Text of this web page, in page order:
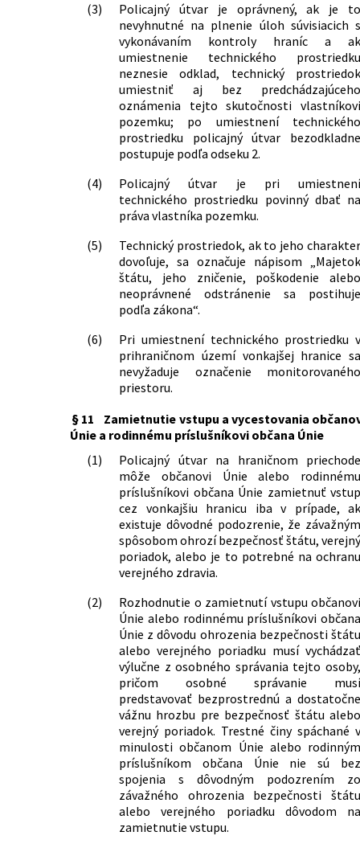
(3)
Policajný útvar je oprávnený, ak je to
nevyhnutné na plnenie úloh súvisiacich s
vykonávaním kontroly hraníc a ak
umiestnenie technického prostriedku
neznesie odklad, technický prostriedok
umiestniť aj bez predchádzajúceho
oznámenia tejto skutočnosti vlastníkovi
pozemku; po umiestnení technického
prostriedku policajný útvar bezodkladne
postupuje podľa odseku 2.
(4)
Policajný útvar je pri umiestnení
technického prostriedku povinný dbať na
práva vlastníka pozemku.
(5)
Technický prostriedok, ak to jeho charakter
dovoľuje, sa označuje nápisom „Majetok
štátu, jeho zničenie, poškodenie alebo
neoprávnené odstránenie sa postihuje
podľa zákona“.
(6)
Pri umiestnení technického prostriedku v
prihraničnom území vonkajšej hranice sa
nevyžaduje označenie monitorovaného
priestoru.
§ 11
Zamietnutie vstupu a vycestovania
Únie a rodinnému príslušníkovi občana Únie
(1)
Policajný útvar na hraničnom priechode
môže občanovi Únie alebo rodinnému
príslušníkovi občana Únie zamietnuť vstup
cez vonkajšiu hranicu iba v prípade, ak
existuje dôvodné podozrenie, že závažným
spôsobom ohrozí bezpečnosť štátu, verejný
poriadok, alebo je to potrebné na ochranu
verejného zdravia.
(2)
Rozhodnutie o zamietnutí vstupu občanovi
Únie alebo rodinnému príslušníkovi občana
Únie z dôvodu ohrozenia bezpečnosti štátu
alebo verejného poriadku musí vychádzať
výlučne z osobného správania tejto osoby,
pričom osobné správanie musí
predstavovať bezprostrednú a dostatočne
vážnu hrozbu pre bezpečnosť štátu alebo
verejný poriadok. Trestné činy spáchané v
minulosti občanom Únie alebo rodinným
príslušníkom občana Únie nie sú bez
spojenia s dôvodným podozrením zo
závažného ohrozenia bezpečnosti štátu
alebo verejného poriadku dôvodom na
zamietnutie vstupu.